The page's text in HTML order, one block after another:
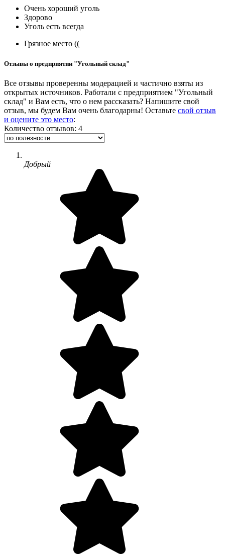
Очень хороший уголь
Здорово
Уголь есть всегда
Грязное место ((
Отзывы о предприятии "Угольный склад"
Все отзывы проверенны модерацией и частично взяты из
открытых источников. Работали с предприятием "Угольный
склад" и Вам есть, что о нем рассказать? Напишите свой
отзыв, мы будем Вам очень благодарны! Оставьте свой отзыв
и оцените это место:
Количество отзывов: 4
Добрый